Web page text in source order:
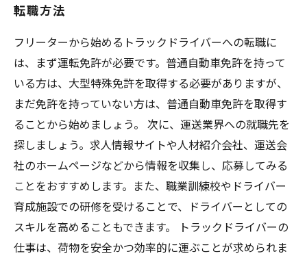
転職方法
フリーターから始めるトラックドライバーへの転職に
は、まず運転免許が必要です。普通自動車免許を持って
いる方は、大型特殊免許を取得する必要がありますが、
まだ免許を持っていない方は、普通自動車免許を取得す
ることから始めましょう。 次に、運送業界への就職先を
探しましょう。求人情報サイトや人材紹介会社、運送会
社のホームページなどから情報を収集し、応募してみる
ことをおすすめします。また、職業訓練校やドライバー
育成施設での研修を受けることで、ドライバーとしての
スキルを高めることもできます。 トラックドライバーの
仕事は、荷物を安全かつ効率的に運ぶことが求められま